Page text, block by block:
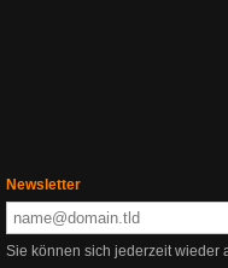
Newsletter
Sie können sich jederzeit wieder